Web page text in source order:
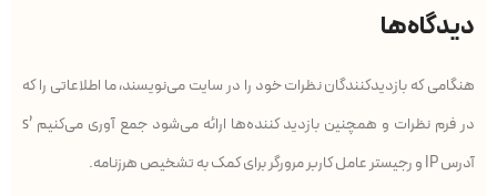
دیدگاه‌ها
هنگامی که بازدیدکنندگان نظرات خود را در سایت می‌نویسند، ما اطلاعاتی را که
در فرم نظرات و همچنین بازدید کننده‌ها ارائه می‌شود جمع آوری می‌کنیم ’s
آدرس IP و رجیستر عامل کاربر مرورگر برای کمک به تشخیص هرزنامه.